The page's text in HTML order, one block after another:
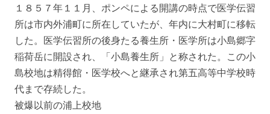
１８５７年１１月、ポンペによる開講の時点で医学伝習
所は市内外浦町に所在していたが、年内に大村町に移転
した。医学伝習所の後身たる養生所・医学所は小島郷字
稲荷岳に開設され、「小島養生所」と称された。この小
島校地は精得館・医学校へと継承され第五高等中学校時
代まで存続した。
被爆以前の浦上校地